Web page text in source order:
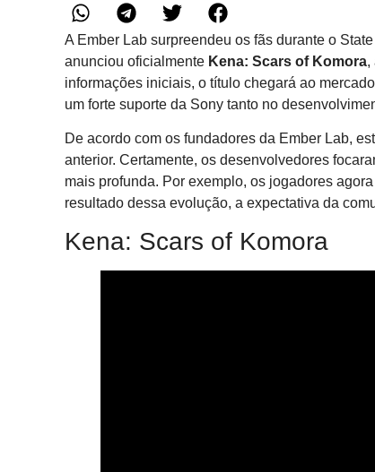
A Ember Lab surpreendeu os fãs durante o
anunciou oficialmente Kena: Scars of Komora,
informações iniciais, o título chegará ao
um forte suporte da Sony tanto no
De acordo com os fundadores da Ember Lab,
anterior. Certamente, os desenvolvedores
mais profunda. Por exemplo, os jogadores
resultado dessa evolução, a expectativa da
Kena: Scars of Komora